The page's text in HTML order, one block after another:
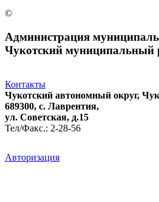
©
Администрация
Чукотский муниципальный
Контакты
Чукотский автономный округ,
689300, с. Лаврентия,
ул. Советская, д.15
Тел/Факс.: 2-28-56
Авторизация